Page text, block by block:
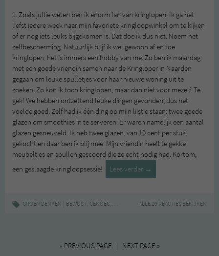
1. Zoals jullie weten ben ik enorm fan van kringlopen. Ik ga het
liefst iedere week naar mijn favoriete kringloopwinkel om te kijken
of er nog iets leuks bijgekomen is. Dat doe ik dus niet. Noem het
zelfbescherming. Natuurlijk blijf ik wel gewoon af en toe
kringlopen, het is immers een hobby van me. Zo ben ik maandag
met een goede vriendin samen naar de Kringloper in Naarden
gegaan om leuke spulletjes voor haar nieuwe woning uit te
zoeken. Zo kon ik toch kringlopen, maar dan niet voor mezelf. Te
gek! We hebben ontzettend leuke dingen gevonden, dus het
voelde goed. Zelf had ik één ding op mijn lijstje staan: twee goede
glazen om smoothies in te serveren. Er waren namelijk een aantal
glazen gesneuveld. Ik heb twee glazen, van 10 cent per stuk,
gekocht en daar ben ik blij mee. Mijn vriendin heeft te gekke
meubeltjes en spullen gescoord die ze echt nodig had. Kortom,
een geslaagde kringloopsessie!
Lees verder Less
is
#2
→
GROEN DENKEN BEWUST, GENOEG, SPULLEN TEVREDEN
ALLE 29 REACTIES BEKIJKEN
« PREVIOUS PAGE | NEXT PAGE »